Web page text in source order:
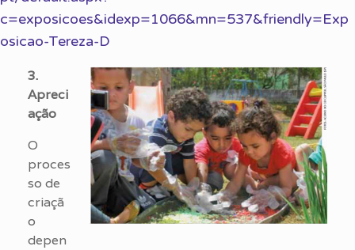
c=exposicoes&idexp=1066&mn=537&friendly=Exp
osicao-Tereza-D
3.
Apreci
ação
O
proces
so de
criaçã
o
depen